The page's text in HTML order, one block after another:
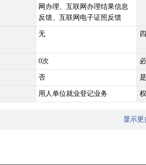
网办理、互联网办理结果信息
反馈、互联网电子证照反馈
无
0次
否
用人单位就业登记业务
显示更